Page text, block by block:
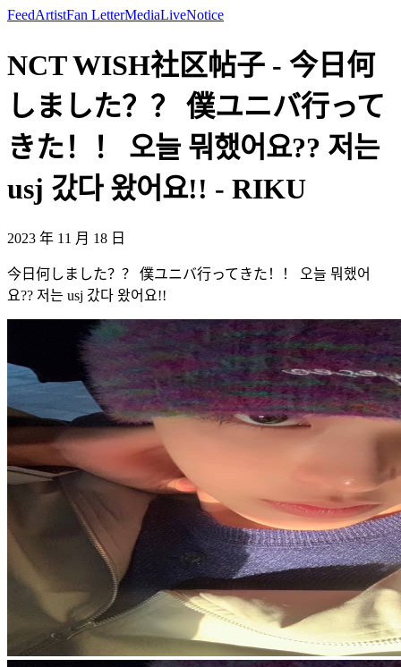
FeedArtistFan LetterMediaLiveNotice
NCT WISH社区帖子 - 今日何
しました？？ 僕ユニバ行って
きた！！ 오늘 뭐했어요?? 저는
usj 갔다 왔어요!! - RIKU
2023 年 11 月 18 日
今日何しました？？ 僕ユニバ行ってきた！！ 오늘 뭐했어
요?? 저는 usj 갔다 왔어요!!